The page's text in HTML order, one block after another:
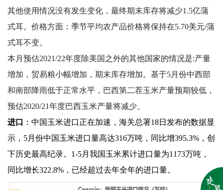
其他使用情况没有发生变化，最终期末库存将减少1.5亿蒲
式耳。价格方面：季节平均农产品价格将保持在5.70美元/蒲
式耳不变。
本月预估2021/22年度除美国之外的其他国家的情况是:产量
增加，贸易粮小幅增加，期末库存增加。基于5月份中西部
和南部降雨低于正常水平，巴西第二茬玉米产量预期较低，
预估2020/21年度巴西玉米产量将减少。
进口
：中国玉米进口正在加速，海关总署18日发布的数据显
示，5月份中国玉米进口量高达316万吨，同比增395.3%，创
下历史最高纪录。1-5月我国玉米累计进口量为1173万吨，
同比增长322.8%，已经超过去年全年的进口量。